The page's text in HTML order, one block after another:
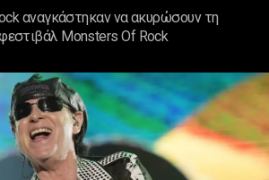
αναγκάστηκαν να ακυρώσουν τη
Monsters Of Rock